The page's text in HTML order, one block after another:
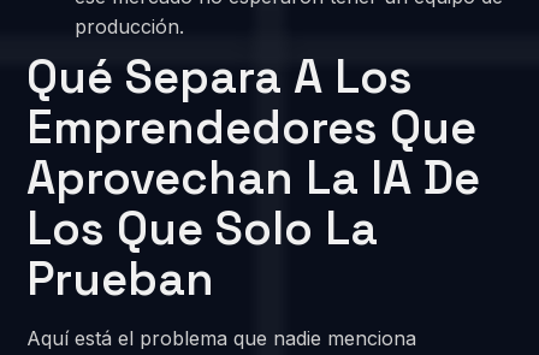
producción.
Qué Separa A Los
Emprendedores Que
Aprovechan La IA De
Los Que Solo La
Prueban
Aquí está el problema que nadie menciona